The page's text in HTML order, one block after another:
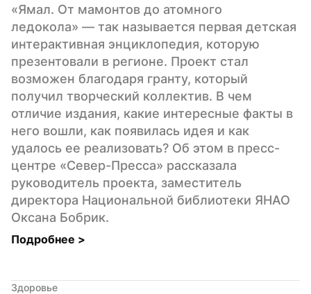
«Ямал. От мамонтов до атомного
ледокола» — так называется первая детская
интерактивная энциклопедия, которую
презентовали в регионе. Проект стал
возможен благодаря гранту, который
получил творческий коллектив. В чем
отличие издания, какие интересные факты в
него вошли, как появилась идея и как
удалось ее реализовать? Об этом в пресс-
центре «Север-Пресса» рассказала
руководитель проекта, заместитель
директора Национальной библиотеки ЯНАО
Оксана Бобрик.
Подробнее >
Здоровье